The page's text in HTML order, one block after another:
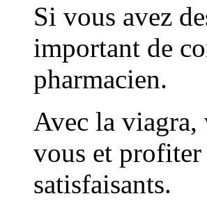
Si vous avez
important de
pharmacien.
Avec la
vous et profiter
satisfaisants.